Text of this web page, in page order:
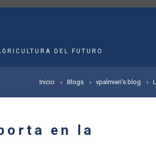
DEL FUTURO
Inicio Blogs vpalmieri's blog
en la